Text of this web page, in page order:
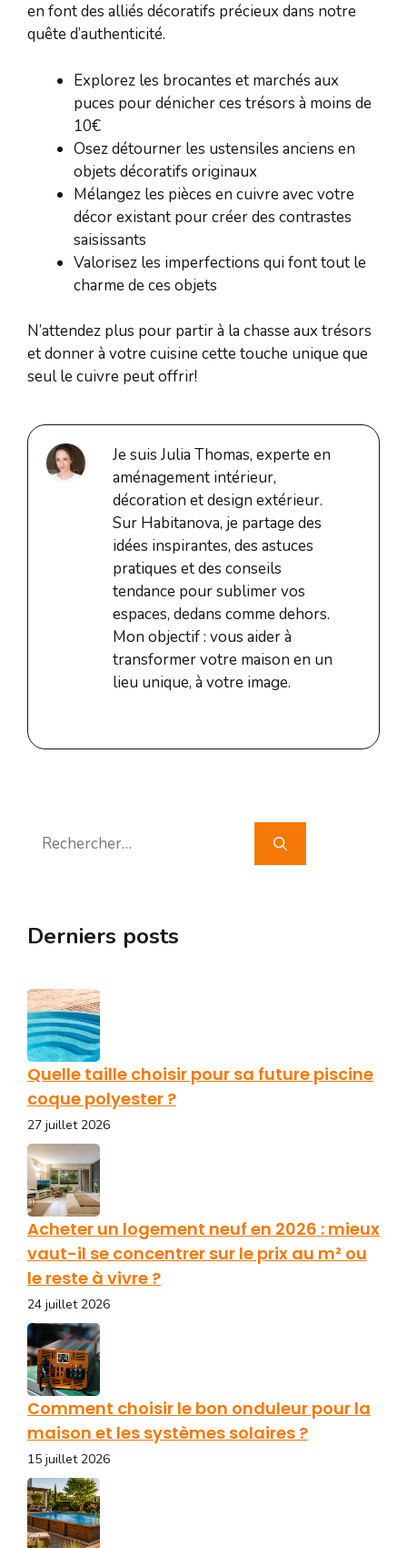
en font des alliés décoratifs précieux dans notre
quête d’authenticité.
Explorez les brocantes et marchés aux
puces pour dénicher ces trésors à moins de
10€
Osez détourner les ustensiles anciens en
objets décoratifs originaux
Mélangez les pièces en cuivre avec votre
décor existant pour créer des contrastes
saisissants
Valorisez les imperfections qui font tout le
charme de ces objets
N’attendez plus pour partir à la chasse aux trésors
et donner à votre cuisine cette touche unique que
seul le cuivre peut offrir!
Je suis Julia Thomas, experte en
aménagement intérieur,
décoration et design extérieur.
Sur Habitanova, je partage des
idées inspirantes, des astuces
pratiques et des conseils
tendance pour sublimer vos
espaces, dedans comme dehors.
Mon objectif : vous aider à
transformer votre maison en un
lieu unique, à votre image.
Rechercher :
Derniers posts
Quelle taille choisir pour sa future piscine
coque polyester ?
27 juillet 2026
Acheter un logement neuf en 2026 : mieux
vaut-il se concentrer sur le prix au m² ou
le reste à vivre ?
24 juillet 2026
Comment choisir le bon onduleur pour la
maison et les systèmes solaires ?
15 juillet 2026